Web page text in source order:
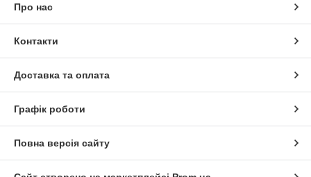
Про нас
Контакти
Доставка та оплата
Графік роботи
Повна версія сайту